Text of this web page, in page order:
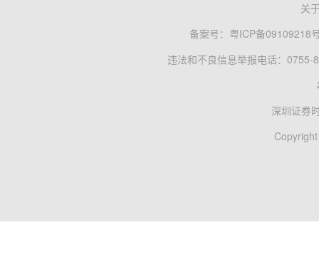
关
备案号： 粤ICP备09109218
违法和不良信息举报电话：0755-
深圳证券